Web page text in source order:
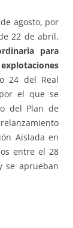
agosto, por
22 de abril,
para
24 del Real
el que se
del Plan de
Aislada en
entre el 28
se aprueban